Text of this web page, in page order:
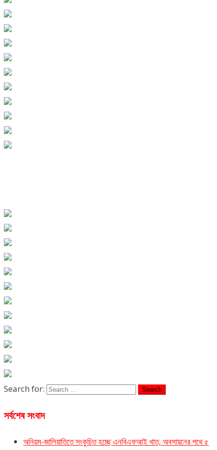
Search for:
সর্বশেষ সংবাদ
অনিয়ম-জালিয়াতিতে সংকুচিত হচ্ছে এনবিএফআই খাত, অবসায়নের পথে ৫